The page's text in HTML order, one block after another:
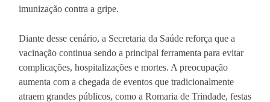
imunização contra a gripe.
Diante desse cenário, a Secretaria da Saúde reforça que a
vacinação continua sendo a principal ferramenta para evitar
complicações, hospitalizações e mortes. A preocupação
aumenta com a chegada de eventos que tradicionalmente
atraem grandes públicos, como a Romaria de Trindade, festas